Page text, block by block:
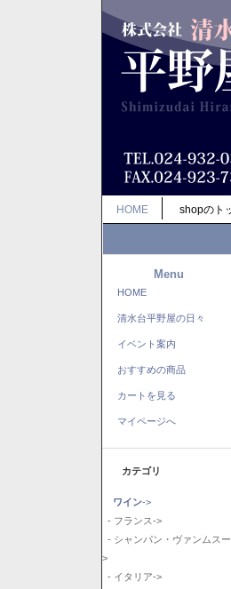
HOME shopのト
Menu
HOME
清水台平野屋の日々
イベント案内
おすすめの商品
カートを見る
マイページへ
カテゴリ
ワイン->
- フランス->
- シャンパン・ヴァンムス
>
- イタリア->